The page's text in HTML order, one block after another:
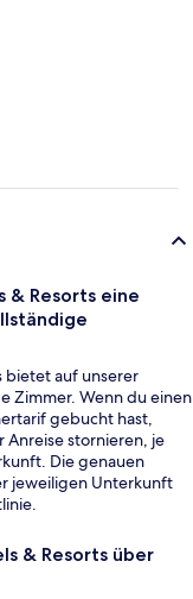
& Resorts eine
bietet auf unserer
Zimmer. Wenn du einen
gebucht hast,
Anreise stornieren, je
Die genauen
jeweiligen Unterkunft
& Resorts über